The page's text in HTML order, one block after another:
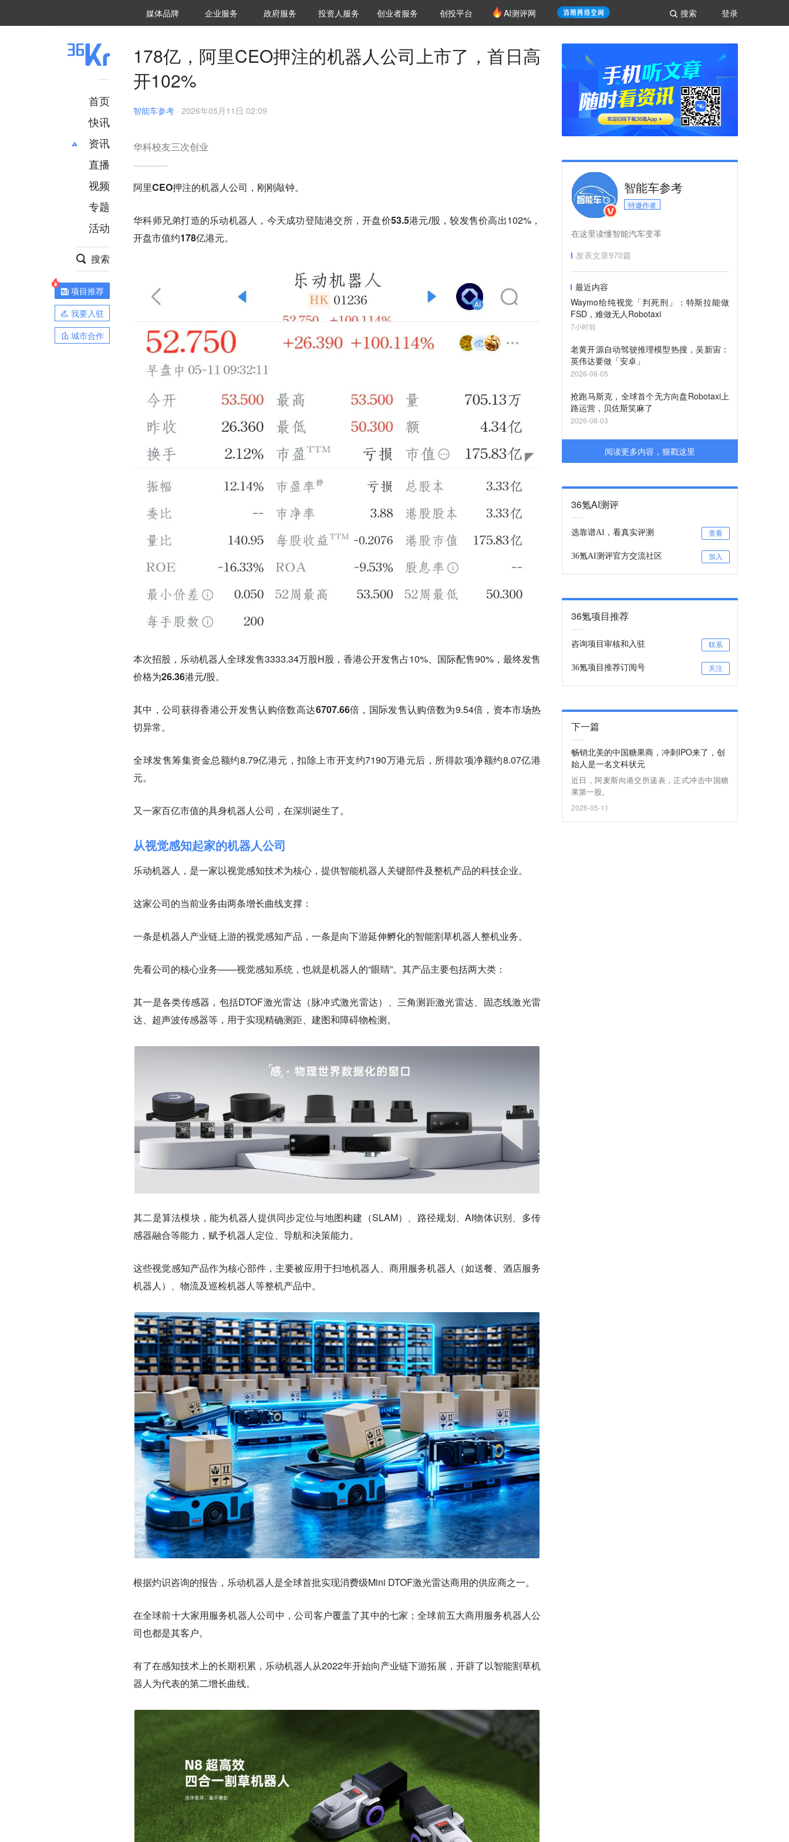
登录
搜索
媒体品牌 36Kr研究院
企业服务 城市之窗
政府服务 VClub投资机构库
投资机构职位推介
投资人服务 创投氪堂
创业者服务 创投平台 AI测评网
首页
快讯
资讯
推荐
财经
项目推荐
安徽
直播
视频
专题
活动
搜索
项目推荐
我要入驻
城市合作
178亿，阿里CEO押注的机器人公司上市了，首日高
开102%
智能车参考 · 2026年05月11日 02:09
华科校友三次创业
阿里CEO押注的机器人公司，刚刚敲钟。
华科师兄弟打造的乐动机器人 ，今天成功登陆港交所，开盘价53.5港元/股 ，较发售价高出102%，
开盘市值约178亿港元。
本次招股，乐动机器人全球发售3333.34万股H股，香港公开发售占10%、国际配售90%，最终发售
价格为26.36港元/股。
其中，公司获得香港公开发售认购倍数高达6707.66倍 ，国际发售认购倍数为9.54倍，资本市场热
切异常。
全球发售筹集资金总额约8.79亿港元，扣除上市开支约7190万港元后，所得款项净额约8.07亿港
元。
又一家百亿市值的具身机器人公司，在深圳诞生了。
从视觉感知起家的机器人公司
乐动机器人，是一家以视觉感知技术为核心，提供智能机器人关键部件及整机产品的科技企业。
这家公司的当前业务由两条增长曲线支撑：
一条是机器人产业链上游的视觉感知产品 ，一条是向下游延伸孵化的智能割草机器人整机业务。
先看公司的核心业务——视觉感知系统，也就是机器人的“眼睛”。其产品主要包括两大类：
其一是各类传感器 ，包括DTOF激光雷达（脉冲式激光雷达）、三角测距激光雷达、固态线激光雷
达、超声波传感器等，用于实现精确测距、建图和障碍物检测。
其二是算法模块，能为机器人提供同步定位与地图构建（SLAM）、路径规划、AI物体识别、多传
感器融合等能力，赋予机器人定位、导航和决策能力。
这些视觉感知产品作为核心部件，主要被应用于扫地机器人、商用服务机器人（如送餐、酒店服务
机器人）、物流及巡检机器人等整机产品中。
根据灼识咨询的报告，乐动机器人是全球首批实现消费级Mini DTOF激光雷达商用的供应商之一。
在全球前十大家用服务机器人公司中，公司客户覆盖了其中的七家；全球前五大商用服务机器人公
司也都是其客户。
有了在感知技术上的长期积累，乐动机器人从2022年开始向产业链下游拓展，开辟了以智能割草机
器人为代表的第二增长曲线。
智能车参考
特邀作者
在这里读懂智能汽车变革
发表文章970篇
最近内容
Waymo给纯视觉「判死刑」：特斯拉能做
FSD，难做无人Robotaxi
7小时前
老黄开源自动驾驶推理模型热搜，吴新宙：
英伟达要做「安卓」
2026-08-05
抢跑马斯克，全球首个无方向盘Robotaxi上
路运营，贝佐斯笑麻了
2026-08-03
阅读更多内容，狠戳这里
36氪AI测评
选靠谱AI，看真实评测 查看
36氪AI测评官方交流社区 加入
36氪项目推荐
咨询项目审核和入驻 联系
36氪项目推荐订阅号 关注
下一篇
畅销北美的中国糖果商，冲刺IPO来了，创
始人是一名文科状元
近日，阿麦斯向港交所递表，正式冲击中国糖
果第一股。
2026-05-11